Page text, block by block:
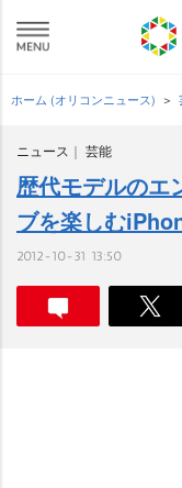
ホーム (オリコンニュース)
ニュース 芸能
歴代モデルのエ
ブを楽しむ
2012-10-31 13:50